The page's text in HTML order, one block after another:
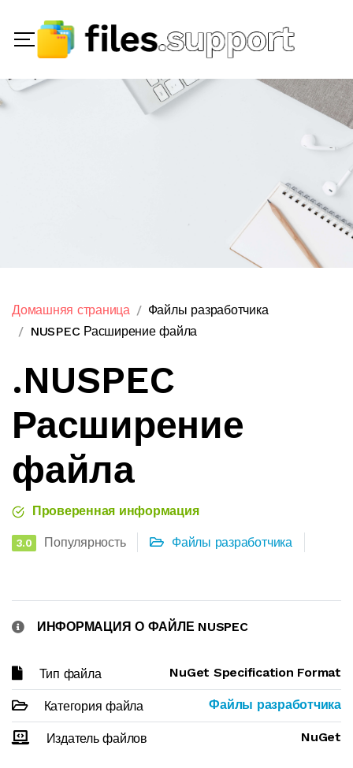
Домашняя страница
Файлы разработчика
NUSPEC Расширение файла
.NUSPEC
Расширение
файла
Проверенная информация
3.0 Популярность Файлы разработчика
ИНФОРМАЦИЯ О ФАЙЛЕ NUSPEC
Тип файла NuGet Specification Format
Категория файла Файлы разработчика
Издатель файлов NuGet